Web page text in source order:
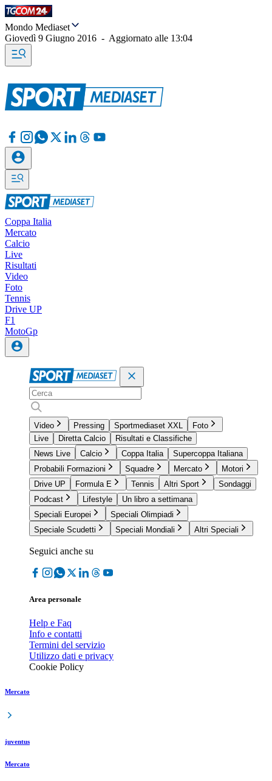
Mondo Mediaset
Giovedì 9 Giugno 2016 - Aggiornato alle 13:04
Coppa Italia
Mercato
Calcio
Live
Risultati
Video
Foto
Tennis
Drive UP
F1
MotoGp
Video Pressing Sportmediaset XXL
Foto
Live
Diretta Calcio
Risultati e Classifiche
News Live
Calcio Coppa Italia
Supercoppa Italiana
Probabili Formazioni
Squadre Mercato
Motori
Drive UP
Formula E Tennis Altri Sport
Sondaggi
Podcast
Lifestyle
Un libro a settimana
Speciali Europei
Speciali Olimpiadi
Speciale Scudetti
Speciali Mondiali Altri Speciali
Seguici anche su
Area personale
Help e Faq
Info e contatti
Termini del servizio
Utilizzo dati e privacy
Cookie Policy
Mercato
juventus
Mercato